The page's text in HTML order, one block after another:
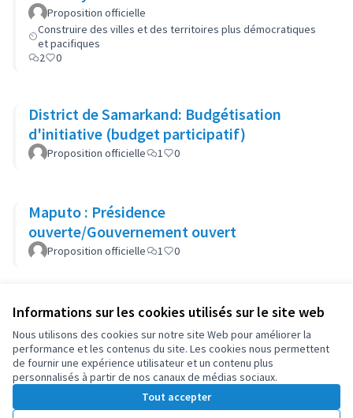
Informations sur les cookies utilisés sur le site web
Nous utilisons des cookies sur notre site Web pour améliorer la
performance et les contenus du site. Les cookies nous permettent
de fournir une expérience utilisateur et un contenu plus
personnalisés à partir de nos canaux de médias sociaux.
Tout accepter
Proposition officielle
Construire des villes et des territoires plus démocratiques
et pacifiques
2
0
District de Samarkand: Budgétisation
d'initiative (budget participatif)
Proposition officielle 1 0
Maputo : Présidence
ouverte/Gouvernement ouvert
Proposition officielle 1 0
Conditions d'utilisation
Paramètres des cookies
OIDP sur X
(Lien externe)
OIDP sur Facebook
(Lien externe)
OIDP sur YouTube
(Lien externe)
Français
Choose languageChoisir la langueElegir el idioma